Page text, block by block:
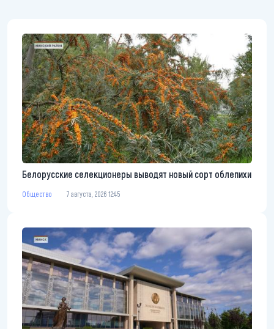
Белорусские селекционеры выводят новый сорт облепихи
Общество 7 августа, 2026 12:45